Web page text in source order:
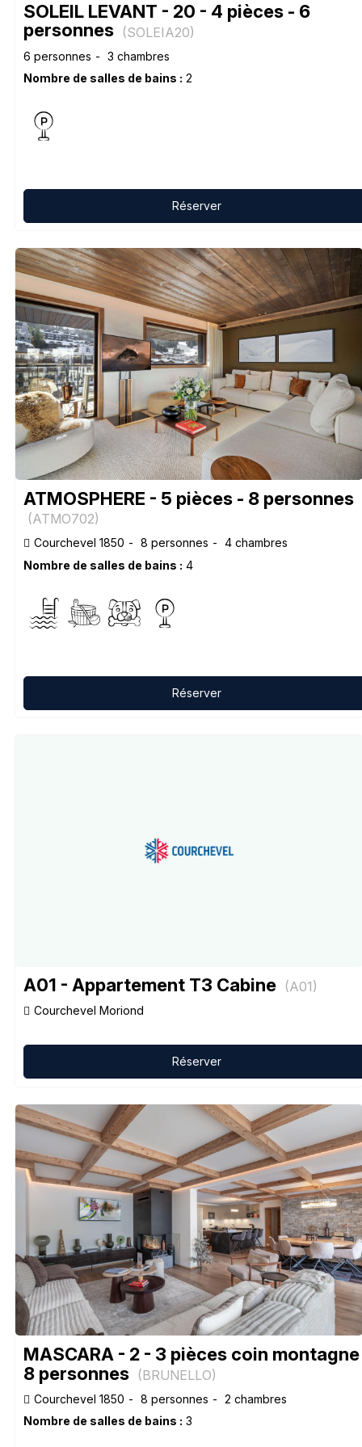
SOLEIL LEVANT - 20 - 4 pièces - 6
personnes (SOLEIA20)
6 personnes
3 chambres
Nombre de salles de bains : 2
Réserver
ATMOSPHERE - 5 pièces - 8 personnes
(ATMO702)
Courchevel 1850 8 personnes
4 chambres
Nombre de salles de bains : 4
Réserver
A01 - Appartement T3 Cabine (A01)
Courchevel Moriond
Réserver
MASCARA - 2 - 3 pièces coin
8 personnes (BRUNELLO)
Courchevel 1850 8 personnes
2 chambres
Nombre de salles de bains : 3